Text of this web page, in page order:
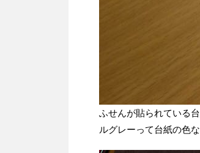
ふせんが貼られている
ルグレーって台紙の色